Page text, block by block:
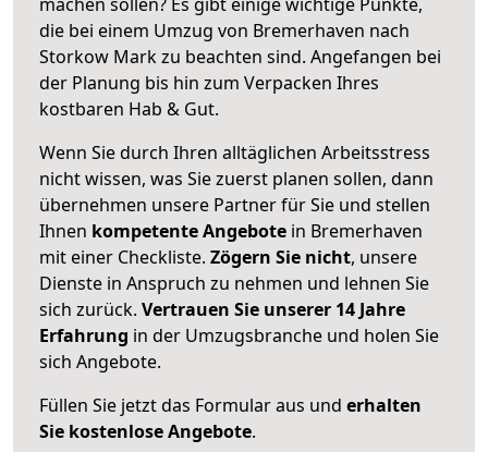
die bei einem Umzug von Bremerhaven nach
Storkow Mark zu beachten sind. Angefangen bei
der Planung bis hin zum Verpacken Ihres
kostbaren Hab & Gut.
Wenn Sie durch Ihren alltäglichen Arbeitsstress
nicht wissen, was Sie zuerst planen sollen, dann
übernehmen unsere Partner für Sie und stellen
Ihnen kompetente Angebote in Bremerhaven
mit einer Checkliste. Zögern Sie nicht, unsere
Dienste in Anspruch zu nehmen und lehnen Sie
sich zurück. Vertrauen Sie unserer 14 Jahre
Erfahrung in der Umzugsbranche und holen Sie
sich Angebote.
Füllen Sie jetzt das Formular aus und erhalten
Sie kostenlose Angebote.